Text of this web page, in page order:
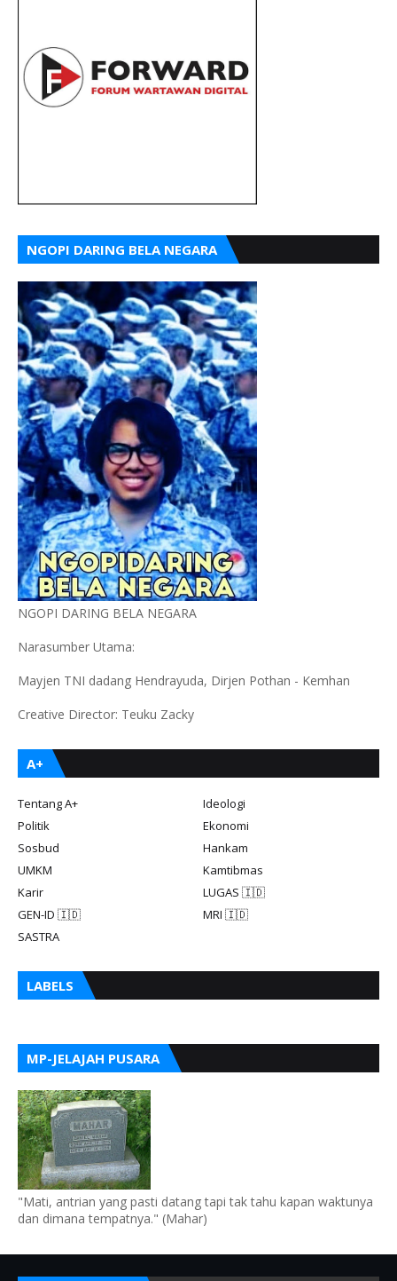
NGOPI DARING BELA NEGARA
NGOPI DARING BELA NEGARA
Narasumber Utama:
Mayjen TNI dadang Hendrayuda, Dirjen Pothan - Kemhan
Creative Director: Teuku Zacky
A+
Tentang A+
Ideologi
Politik
Ekonomi
Sosbud
Hankam
UMKM
Kamtibmas
Karir
LUGAS 🇮🇩
GEN-ID 🇮🇩
MRI 🇮🇩
SASTRA
LABELS
MP-JELAJAH PUSARA
"Mati, antrian yang pasti datang tapi tak tahu kapan waktunya
dan dimana tempatnya." (Mahar)